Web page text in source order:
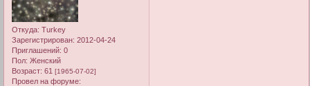
Откуда: Turkey
Зарегистрирован: 2012-04-24
Приглашений: 0
Пол: Женский
Возраст: 61 [1965-07-02]
Провел на форуме: